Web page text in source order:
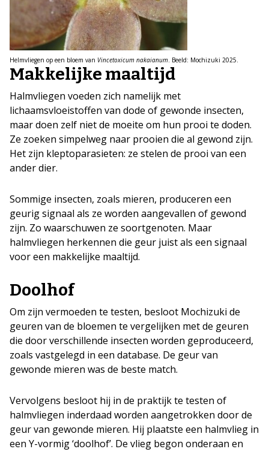
Helmvliegen op een bloem van Vincetoxicum nakaianum. Beeld: Mochizuki 2025.
Makkelijke maaltijd
Halmvliegen voeden zich namelijk met
lichaamsvloeistoffen van dode of gewonde insecten,
maar doen zelf niet de moeite om hun prooi te doden.
Ze zoeken simpelweg naar prooien die al gewond zijn.
Het zijn kleptoparasieten: ze stelen de prooi van een
ander dier.
Sommige insecten, zoals mieren, produceren een
geurig signaal als ze worden aangevallen of gewond
zijn. Zo waarschuwen ze soortgenoten. Maar
halmvliegen herkennen die geur juist als een signaal
voor een makkelijke maaltijd.
Doolhof
Om zijn vermoeden te testen, besloot Mochizuki de
geuren van de bloemen te vergelijken met de geuren
die door verschillende insecten worden geproduceerd,
zoals vastgelegd in een database. De geur van
gewonde mieren was de beste match.
Vervolgens besloot hij in de praktijk te testen of
halmvliegen inderdaad worden aangetrokken door de
geur van gewonde mieren. Hij plaatste een halmvlieg in
een Y-vormig ‘doolhof’. De vlieg begon onderaan en